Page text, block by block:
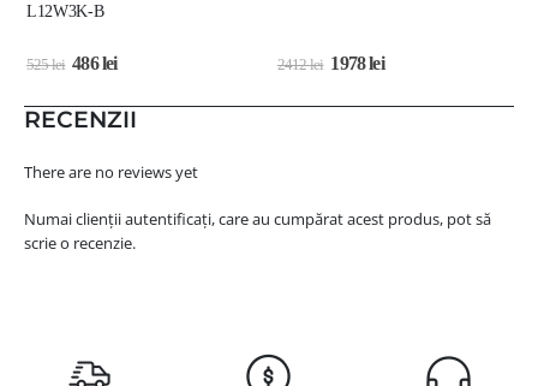
L12W3K-B
525lei 486lei 2412lei 1978lei
RECENZII
There are no reviews yet
Numai clienții autentificați, care au cumpărat acest produs, pot să
scrie o recenzie.